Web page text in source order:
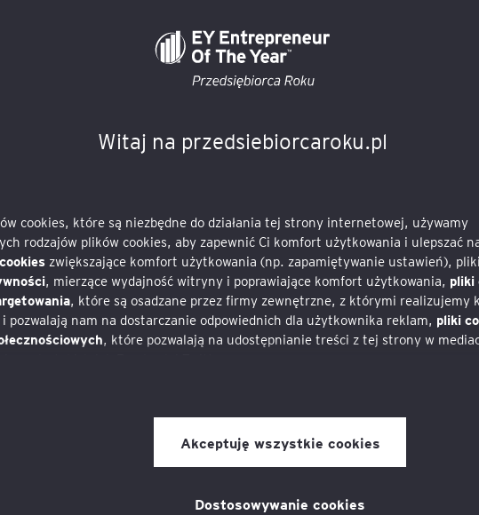
Zbigniew
Zwycięzca w
Zbigniew Sosnowski,
Nagrodę otrzymał za
doprowadziła do
i jednego z wiodących
Witaj na przedsiebiorcaroku.pl
cookies, które są niezbędne do działania tej strony internetowej, używamy
rodzajów plików cookies, aby zapewnić Ci komfort użytkowania i ulepszać
zwiększające komfort użytkowania (np. zapamiętywanie ustawień), pliki
, mierzące wydajność witryny i poprawiające komfort użytkowania, pliki
, które są osadzane przez firmy zewnętrzne, z którymi realizujemy
pozwalają nam na dostarczanie odpowiednich dla użytkownika reklam, pliki
, które pozwalają na udostępnianie treści z tej strony w
w polityce prywatności, który można znaleźć na dole każdej strony serwisu.
dotyczącą plików cookies, aby uzyskać więcej informacji.
Akceptuję wszystkie cookies
Dostosowywanie cookies